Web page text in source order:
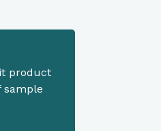
product
sample